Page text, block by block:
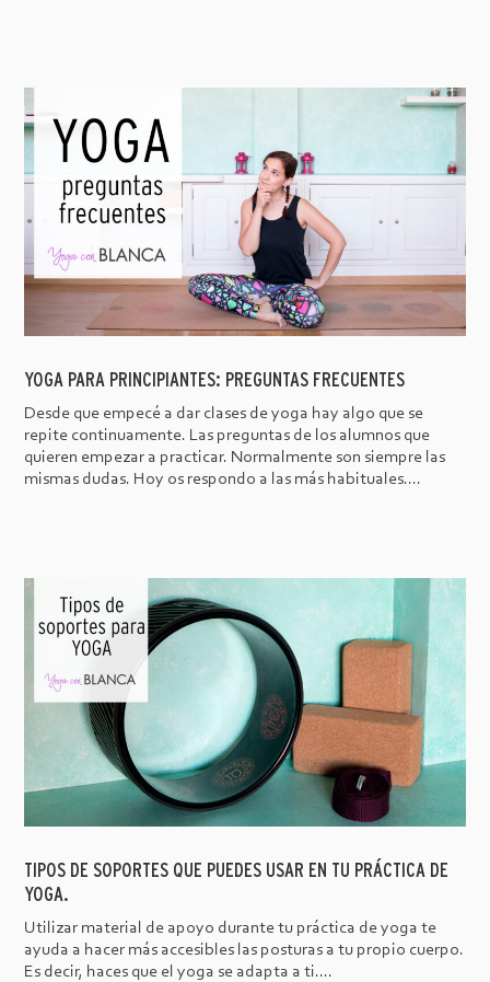
YOGA PARA PRINCIPIANTES: PREGUNTAS FRECUENTES
Desde que empecé a dar clases de yoga hay algo que se
repite continuamente. Las preguntas de los alumnos que
quieren empezar a practicar. Normalmente son siempre las
mismas dudas. Hoy os respondo a las más habituales....
TIPOS DE SOPORTES QUE PUEDES USAR EN TU PRÁCTICA DE
YOGA.
Utilizar material de apoyo durante tu práctica de yoga te
ayuda a hacer más accesibles las posturas a tu propio cuerpo.
Es decir, haces que el yoga se adapta a ti....